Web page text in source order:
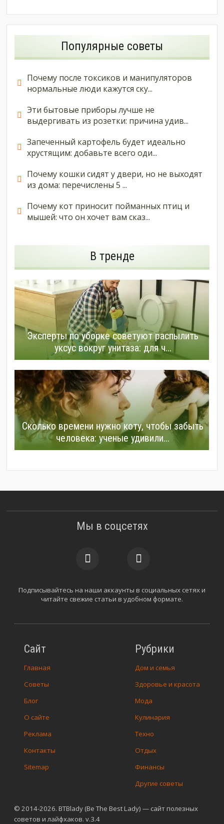
Популярные советы
Почему после токсиков и манипуляторов
нормальные люди кажутся ску...
Эти бытовые приборы лучше не
выдергивать из розетки: причина удив...
Запеченный картофель будет идеально
хрустящим: добавьте всего оди...
Почему кошки сидят у двери, но не выходят
из дома: перечислены 5 ...
Почему кот приносит пойманных птиц и
мышей: что он хочет вам сказ...
В тренде
Эксперты по уборке советуют распылить
уксус вокруг унитаза: для ч...
Сколько времени нужно коту, чтобы забыть
человека: ученые удивили...
© 2014-2026. BTBlady (Be The Best Lady) — сайт полезных
советов и лайфхаков. v.3.4
Сайт
Главная
Советы
Блог
О сайте
Реклама
Контакты
Sitemap
Рубрики
Дом и семья
Здоровье и красота
Мода
Кулинария
Техно
Отдых
Финансы
Другие советы
Мы в соцсетях
Подписывайтесь на наши аккаунты в социальных сетях и
читайте свежие статьи в удобном формате.